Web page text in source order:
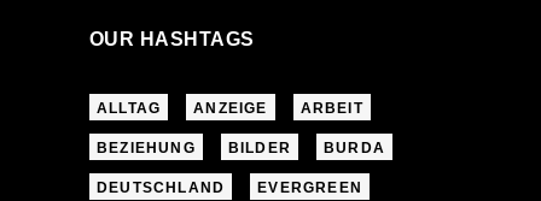
OUR HASHTAGS
ALLTAG ANZEIGE ARBEIT
BEZIEHUNG BILDER BURDA
DEUTSCHLAND EVERGREEN